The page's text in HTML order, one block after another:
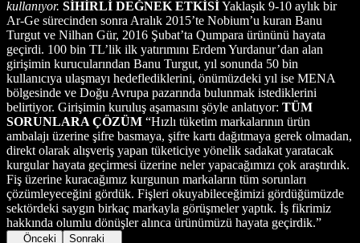
kullanıyor. SİHİRLİ DEĞNEK ETKİSİYaklaşık 9-10 aylık bir
Ar-Ge sürecinden sonra Aralık 2015’te Nobium’u kuran Banu
Turgut ve Nilhan Gür, 2016 Şubat’ta Qumpara ürününü hayata
geçirdi. 100 bin TL’lik ilk yatırımını Erdem Yurdanur’dan alan
girişimin kurucularından Banu Turgut, yıl sonunda 50 bin
kullanıcıya ulaşmayı hedeflediklerini, önümüzdeki yıl ise MENA
bölgesinde ve Doğu Avrupa pazarında bulunmak istediklerini
belirtiyor. Girişimin kuruluş aşamasını şöyle anlatıyor: TÜM
SORUNLARA ÇÖZÜM “Hızlı tüketim markalarının ürün
ambalajı üzerine şifre basmaya, şifre kartı dağıtmaya gerek olmadan,
direkt olarak alışveriş yapan tüketiciye yönelik sadakat yaratacak
kurgular hayata geçirmesi üzerine neler yapacağımızı çok araştırdık.
Fiş üzerine kuracağımız kurgunun markaların tüm sorunları
çözümleyeceğini gördük. Fişleri okuyabileceğimizi gördüğümüzde
sektördeki saygın birkaç markayla görüşmeler yaptık. İş fikrimiz
hakkında olumlu dönüşler alınca ürünümüzü hayata geçirdik.”
Önceki Sonraki